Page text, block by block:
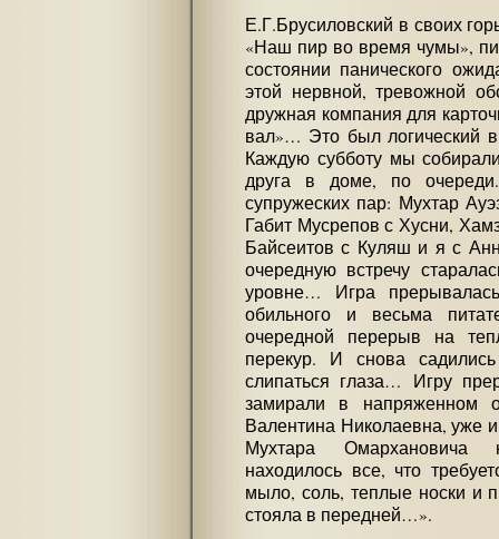
Е.Г.Брусиловский в своих
«Наш пир во время чумы»,
состоянии панического
этой нервной, тревожной
дружная компания для
вал»… Это был логический
Каждую субботу мы
друга в доме, по
супружеских пар: Мухтар
Габит Мусрепов с Хусни,
Байсеитов с Куляш и я с
очередную встречу
уровне… Игра
обильного и весьма
очередной перерыв на
перекур. И снова
слипаться глаза… Игру
замирали в напряженном
Валентина Николаевна, уже
Мухтара Омархановича
находилось все, что
мыло, соль, теплые носки и
стояла в передней…».